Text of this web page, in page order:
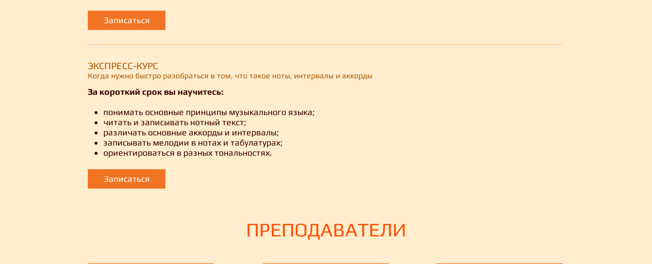
Записаться
ЭКСПРЕСС-КУРС
Когда нужно быстро разобраться в том, что такое ноты, интервалы и аккорды
За короткий срок вы научитесь:
понимать основные принципы музыкального языка;
читать и записывать нотный текст;
различать основные аккорды и интервалы;
записывать мелодии в нотах и табулатурах;
ориентироваться в разных тональностях.
Записаться
ПРЕПОДАВАТЕЛИ